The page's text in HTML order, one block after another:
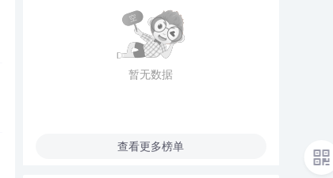
暂无数据
查看更多榜单